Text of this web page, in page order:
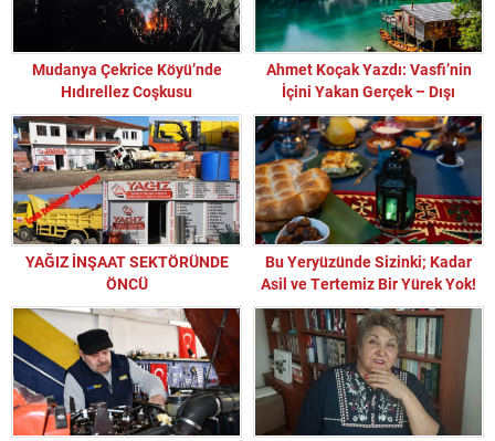
Mudanya Çekrice Köyü’nde
Hıdırellez Coşkusu
Ahmet Koçak Yazdı: Vasfi’nin
İçini Yakan Gerçek – Dışı
Şatafat, İçi Hüsran
YAĞIZ İNŞAAT SEKTÖRÜNDE
ÖNCÜ
Bu Yeryüzünde Sizinki; Kadar
Asil ve Tertemiz Bir Yürek Yok!